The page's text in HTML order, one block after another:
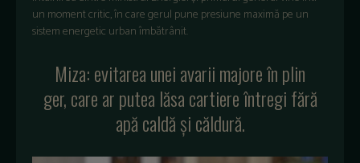
un moment critic, în care gerul pune presiune maximă pe un
sistem energetic urban îmbătrânit.
Miza: evitarea unei avarii majore în plin
ger, care ar putea lăsa cartiere întregi fără
apă caldă și căldură.